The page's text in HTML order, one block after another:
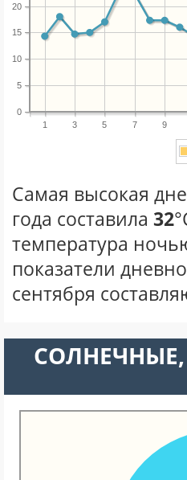
1 3 5 7 9
0
5
10
15
20
Самая высокая
года составила 32
температура
показатели
сентября